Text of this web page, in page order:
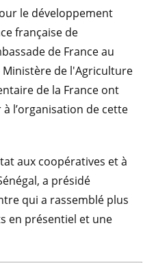
le développement
française de
de France au
Ministère de l'Agriculture
de la France ont
l’organisation de cette
aux coopératives et à
a présidé
qui a rassemblé plus
en présentiel et une